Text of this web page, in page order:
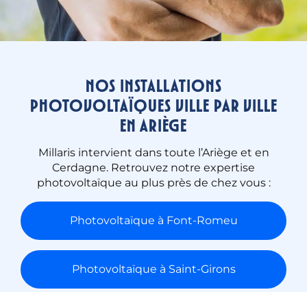
Nos installations
photovoltaïques ville par ville
en Ariège
Millaris intervient dans toute l’Ariège et en
Cerdagne. Retrouvez notre expertise
photovoltaïque au plus près de chez vous :
Photovoltaïque à Font-Romeu
Photovoltaïque à Saint-Girons